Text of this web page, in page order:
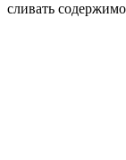
сливать